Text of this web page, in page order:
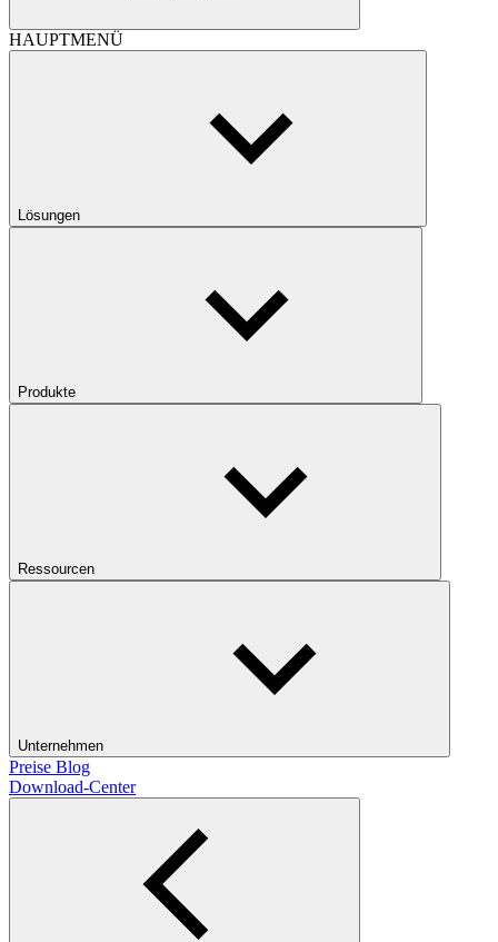
HAUPTMENÜ
Lösungen
Produkte
Ressourcen
Unternehmen
Preise Blog
Download-Center